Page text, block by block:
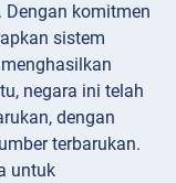
Dengan komitmen
sistem
negara ini telah
dengan
terbarukan.
untuk